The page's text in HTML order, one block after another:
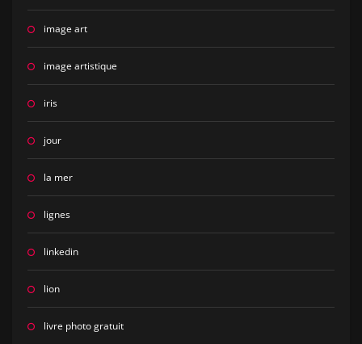
image art
image artistique
iris
jour
la mer
lignes
linkedin
lion
livre photo gratuit